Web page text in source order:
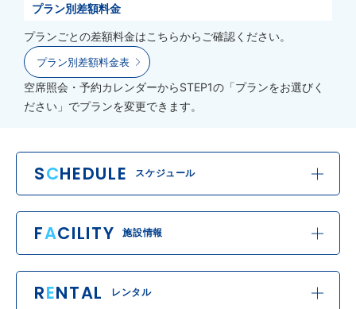
プラン別差額料金
プランごとの差額料金はこちらからご確認ください。
プラン別差額料金表
空席照会・予約カレンダーからSTEP1の「プランをお選びく
ださい」でプランを変更できます。
SCHEDULE スケジュール
FACILITY 施設情報
RENTAL レンタル